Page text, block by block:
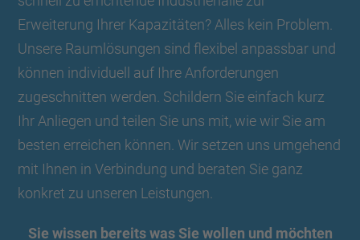
Erweiterung Ihrer Kapazitäten? Alles kein Problem.
Unsere Raumlösungen sind flexibel anpassbar und
können individuell auf Ihre Anforderungen
zugeschnitten werden. Schildern Sie einfach kurz
Ihr Anliegen und teilen Sie uns mit, wie wir Sie am
besten erreichen können. Wir setzen uns umgehend
mit Ihnen in Verbindung und beraten Sie ganz
konkret zu unseren Leistungen.
Sie wissen bereits was Sie wollen und möchten